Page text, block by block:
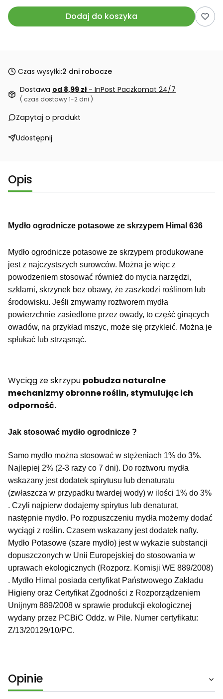
Dodaj do koszyka
Czas wysyłki:2 dni robocze
Dostawa od 8,99 zł - InPost Paczkomat 24/7
( czas dostawy 1-2 dni )
Zapytaj o produkt
Udostępnij
Opis
Mydło ogrodnicze potasowe ze skrzypem Himal 636
Mydło ogrodnicze potasowe ze skrzypem produkowane
jest z najczystszych surowców. Można je więc z
powodzeniem stosować również do mycia narzędzi,
szklarni, skrzynek bez obawy, że zaszkodzi roślinom lub
środowisku. Jeśli zmywamy roztworem mydła
powierzchnie zasiedlone przez owady, to część ginących
owadów, na przykład mszyc, może się przykleić. Można je
spłukać lub strząsnąć.
Wyciąg ze skrzypu pobudza naturalne
mechanizmy obronne roślin, stymulując ich
odporność.
Jak stosować mydło ogrodnicze ?
Samo mydło można stosować w stężeniach 1% do 3%.
Najlepiej 2% (2-3 razy co 7 dni). Do roztworu mydła
wskazany jest dodatek spirytusu lub denaturatu
(zwłaszcza w przypadku twardej wody) w ilości 1% do 3%
. Czyli najpierw dodajemy spirytus lub denaturat,
następnie mydło. Po rozpuszczeniu mydła możemy dodać
wyciągi z roślin. Czasem wskazany jest dodatek nafty.
Mydło Potasowe (szare mydło) jest w wykazie substancji
dopuszczonych w Unii Europejskiej do stosowania w
uprawach ekologicznych (Rozporz. Komisji WE 889/2008)
. Mydło Himal posiada certyfikat Państwowego Zakładu
Higieny oraz Certyfikat Zgodności z Rozporządzeniem
Unijnym 889/2008 w sprawie produkcji ekologicznej
wydany przez PCBiC Oddz. w Pile. Numer certyfikatu:
Z/13/20129/10/PC.
Opinie